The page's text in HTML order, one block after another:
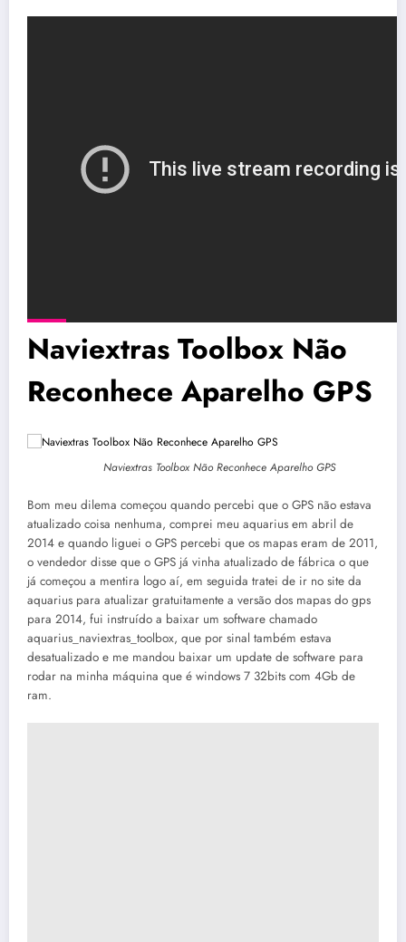
Naviextras Toolbox Não
Reconhece Aparelho GPS
Naviextras Toolbox Não Reconhece Aparelho GPS
Bom meu dilema começou quando percebi que o GPS não estava
atualizado coisa nenhuma, comprei meu aquarius em abril de
2014 e quando liguei o GPS percebi que os mapas eram de 2011,
o vendedor disse que o GPS já vinha atualizado de fábrica o que
já começou a mentira logo aí, em seguida tratei de ir no site da
aquarius para atualizar gratuitamente a versão dos mapas do gps
para 2014, fui instruído a baixar um software chamado
aquarius_naviextras_toolbox, que por sinal também estava
desatualizado e me mandou baixar um update de software para
rodar na minha máquina que é windows 7 32bits com 4Gb de
ram.